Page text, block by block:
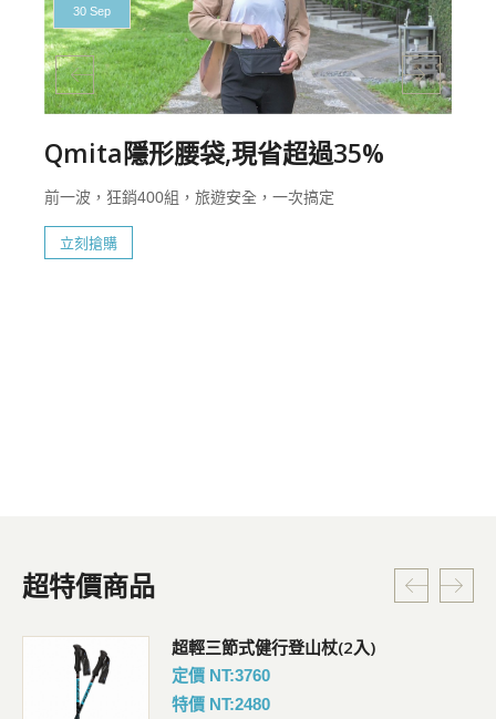
30 Sep
Qmita隱形腰袋,現省超過35%
前一波，狂銷400組，旅遊安全，一次搞定
立刻搶購
超特價商品
超輕三節式健行登山杖(2入)
定價 NT:3760
特價 NT:2480